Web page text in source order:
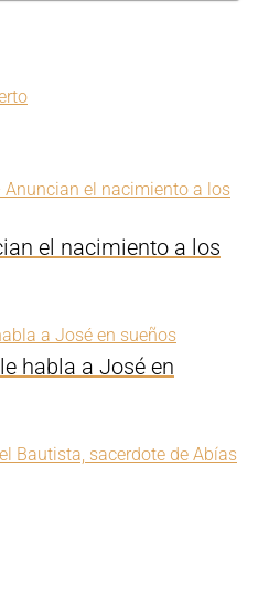
el nacimiento a los
habla a José en